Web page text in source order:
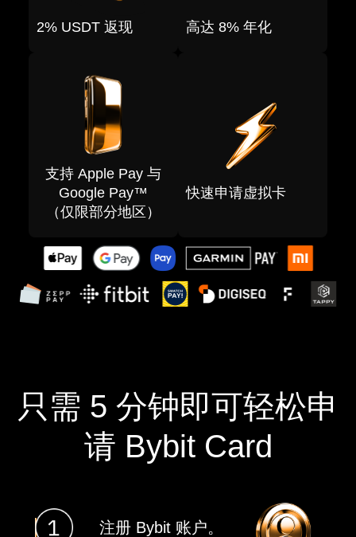
2% USDT 返现 高达 8% 年化
支持 Apple Pay 与
Google Pay™
（仅限部分地区）
快速申请虚拟卡
只需 5 分钟即可轻松申
请 Bybit Card
注册 Bybit 账户。